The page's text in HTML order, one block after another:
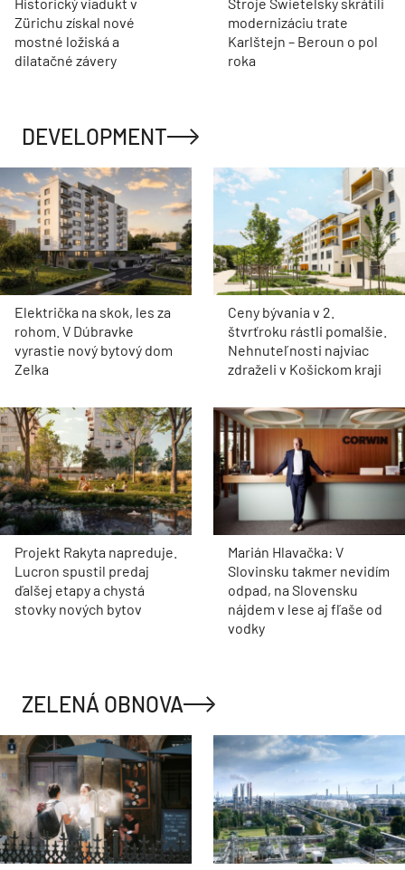
Zürichu získal nové
mostné ložiská a
dilatačné závery
modernizáciu trate
Karlštejn – Beroun o pol
roka
DEVELOPMENT
Električka na skok, les za
rohom. V Dúbravke
vyrastie nový bytový dom
Zelka
Ceny bývania v 2.
štvrťroku rástli pomalšie.
Nehnuteľnosti najviac
zdraželi v Košickom kraji
Projekt Rakyta napreduje.
Lucron spustil predaj
ďalšej etapy a chystá
stovky nových bytov
Marián Hlavačka: V
Slovinsku takmer nevidím
odpad, na Slovensku
nájdem v lese aj fľaše od
vodky
ZELENÁ OBNOVA